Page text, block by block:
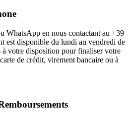
WhatsApp en nous contactant au +39
est disponible du lundi au vendredi de
votre disposition pour finaliser votre
de crédit, virement bancaire ou à